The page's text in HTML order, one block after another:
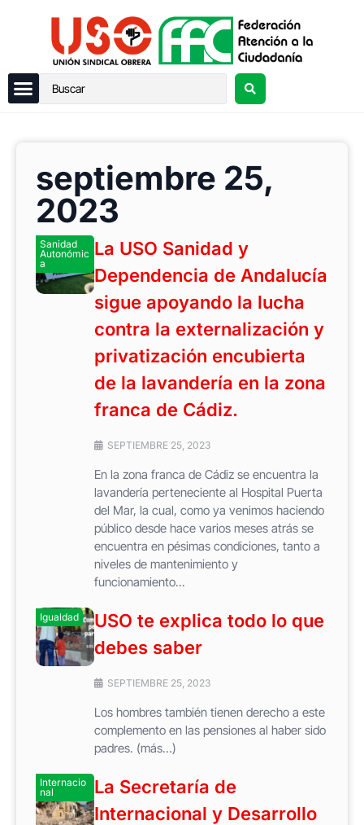
septiembre 25,
2023
Sanidad
Autonómic
a
La USO Sanidad y
Dependencia de Andalucía
sigue apoyando la lucha
contra la externalización y
privatización encubierta
de la lavandería en la zona
franca de Cádiz.
SEPTIEMBRE 25, 2023
En la zona franca de Cádiz se encuentra la
lavandería perteneciente al Hospital Puerta
del Mar, la cual, como ya venimos haciendo
público desde hace varios meses atrás se
encuentra en pésimas condiciones, tanto a
niveles de mantenimiento y
funcionamiento...
Igualdad
USO te explica todo lo que
debes saber
SEPTIEMBRE 25, 2023
Los hombres también tienen derecho a este
complemento en las pensiones al haber sido
padres. (más…)
Internacio
nal
La Secretaría de
Internacional y Desarrollo